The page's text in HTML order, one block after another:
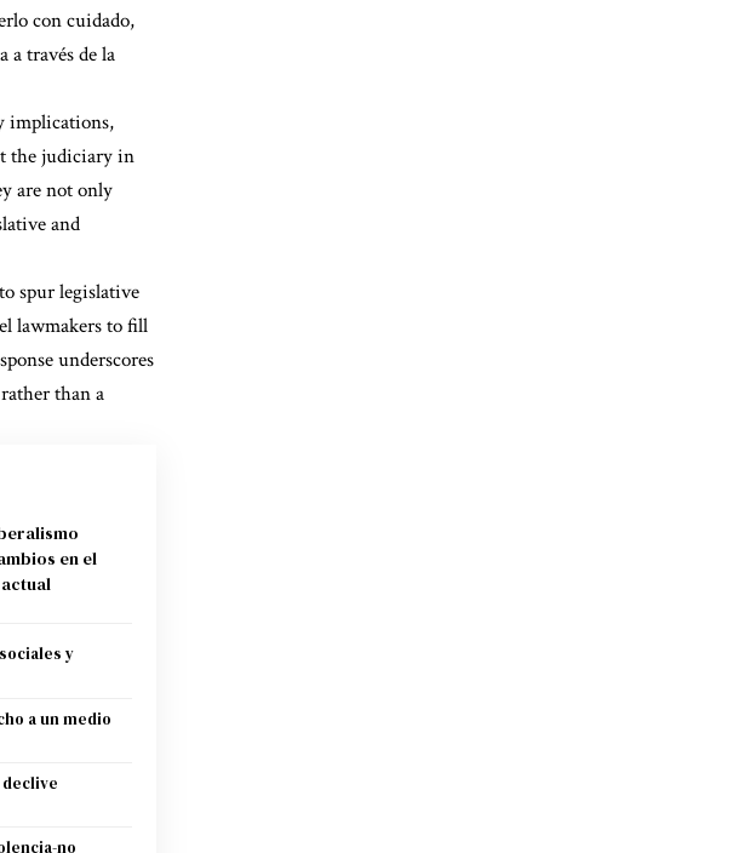
con cuidado,
a través de la
implications,
the judiciary in
are not only
and
spur legislative
lawmakers to fill
underscores
than a
en el
y
a un medio
no